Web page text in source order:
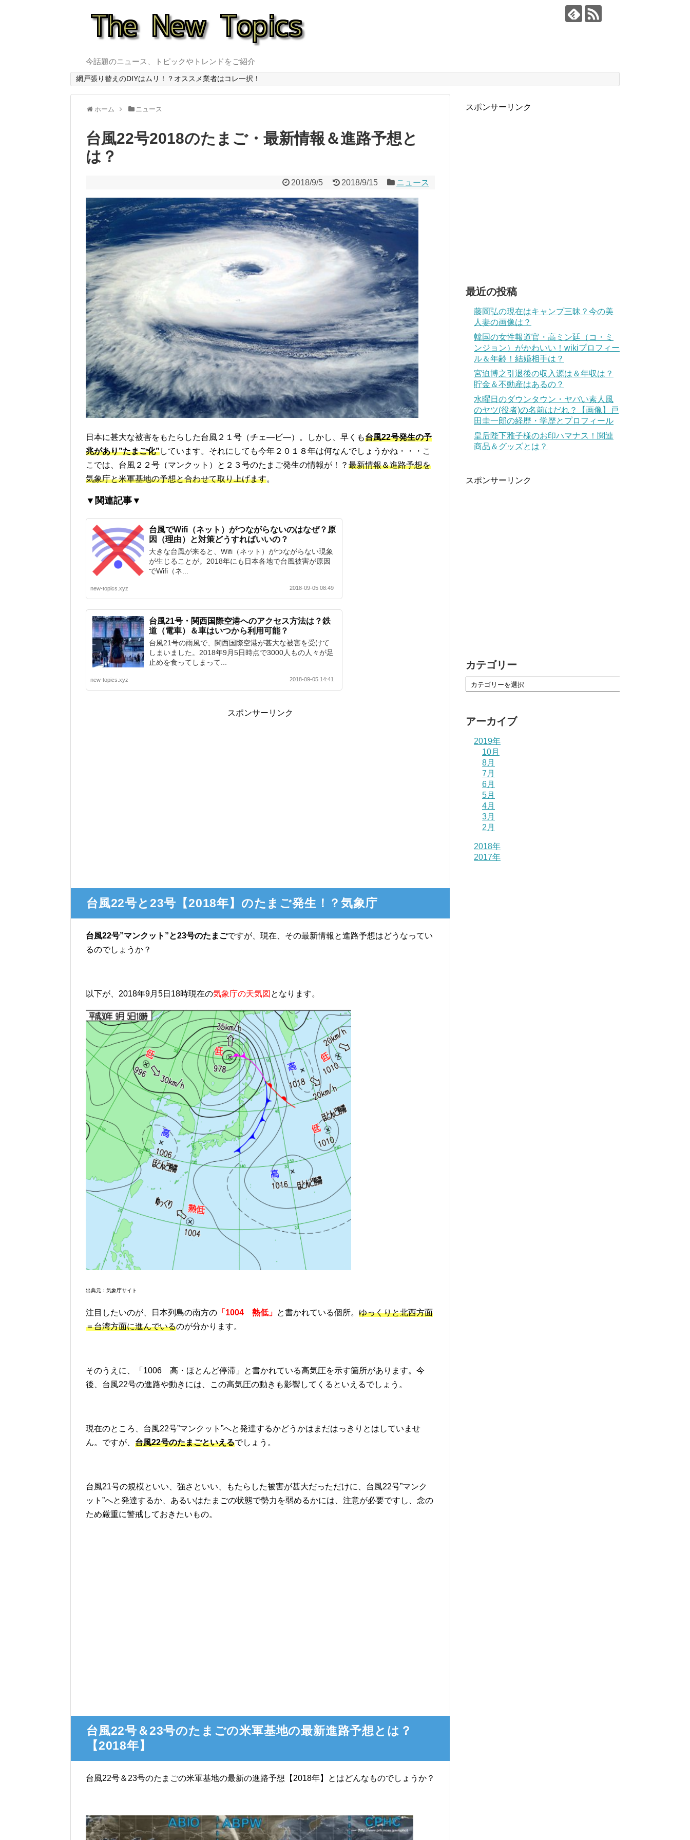
今話題のニュース、トピックやトレンドをご紹介
網戸張り替えのDIYはムリ！？オススメ業者はコレ一択！
ホーム ニュース
台風22号2018のたまご・最新情報＆進路予想と
は？
2018/9/5 2018/9/15 ニュース
日本に甚大な被害をもたらした台風２１号（チェ―ビ―）。しかし、早くも台風22号発生の予
兆があり”たまご化”しています。それにしても今年２０１８年は何なんでしょうかね・・・こ
こでは、台風２２号（マンクット）と２３号のたまご発生の情報が！？ 最新情報＆進路予想を
気象庁と米軍基地の予想と合わせて取り上げます。
▼関連記事▼
台風でWifi（ネット）がつながらないのはなぜ？原
因（理由）と対策どうすればいいの？
大きな台風が来ると、Wifi（ネット）がつながらない現象
が生じることが。2018年にも日本各地で台風被害が原因
でWifi（ネ...
new-topics.xyz 2018-09-05 08:49
台風21号・関西国際空港へのアクセス方法は？鉄
道（電車）＆車はいつから利用可能？
台風21号の雨風で、関西国際空港が甚大な被害を受けて
しまいました。2018年9月5日時点で3000人もの人々が足
止めを食ってしまって...
new-topics.xyz 2018-09-05 14:41
スポンサーリンク
台風22号と23号【2018年】のたまご発生！？気象庁
台風22号”マンクット”と23号のたまごですが、現在、その最新情報と進路予想はどうなってい
るのでしょうか？
以下が、2018年9月5日18時現在の気象庁の天気図 となります。
出典元：気象庁サイト
注目したいのが、日本列島の南方の 「1004 熱低」 と書かれている個所。 ゆっくりと北西方面
＝台湾方面に進んでいるのが分かります。
そのうえに、「1006 高・ほとんど停滞」と書かれている高気圧を示す箇所があります。今
後、台風22号の進路や動きには、この高気圧の動きも影響してくるといえるでしょう。
現在のところ、台風22号”マンクット”へと発達するかどうかはまだはっきりとはしていませ
ん。ですが、 台風22号のたまごといえるでしょう。
台風21号の規模といい、強さといい、もたらした被害が甚大だっただけに、台風22号”マンク
ット”へと発達するか、あるいはたまごの状態で勢力を弱めるかには、注意が必要ですし、念の
ため厳重に警戒しておきたいもの。
台風22号＆23号のたまごの米軍基地の最新進路予想とは？
【2018年】
台風22号＆23号のたまごの米軍基地の最新の進路予想【2018年】とはどんなものでしょうか？
スポンサーリンク
最近の投稿
藤岡弘の現在はキャンプ三昧？今の美
人妻の画像は？
韓国の女性報道官・高ミン廷（コ・ミ
ンジョン）がかわいい！wikiプロフィー
ル＆年齢！結婚相手は？
宮迫博之引退後の収入源は＆年収は？
貯金＆不動産はあるの？
水曜日のダウンタウン・ヤバい素人風
のヤツ(役者)の名前はだれ？【画像】戸
田圭一郎の経歴・学歴とプロフィール
皇后陛下雅子様のお印ハマナス！関連
商品＆グッズとは？
スポンサーリンク
カテゴリー
アーカイブ
2019年
10月
8月
7月
6月
5月
4月
3月
2月
2018年
2017年